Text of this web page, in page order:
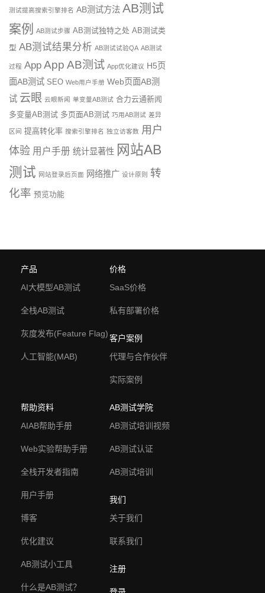
测试提高搜索引擎排名 AB测试方法 AB测试
案例
AB测试步骤 AB测试独特之处 AB测试类
型 AB测试结果分析 AB测试试验QA AB测试
过程 App App AB测试 App优化建议 H5页
面AB测试 SEO Web用户手册 Web页面AB测
试 云眼 云眼新闻 单变量AB测试 合力云通新闻
多变量AB测试 多页面AB测试 巧用AB测试 差异
区间 提高转化率 搜索引擎排名 独立访客数 用户
体验 用户手册 统计显著性 网站AB
测试 网站登录后页面 网络推广 设计原则
转
化率 预览功能
产品
AI大模型AB测试
全栈AB测试
灰度发布(Feature Flag)
人工智能(MAB)
价格
SaaS价格
私有部署价格
客户案例
代理与合作伙伴
实际案例
帮助资料
AIAB帮助手册
Web实验帮助手册
全栈开发者指南
用户手册
博客
优化建议
AB测试小工具
什么是AB测试？
AB测试学院
AB测试培训视频
AB测试认证
AB测试培训
我们
关于我们
联系我们
注册